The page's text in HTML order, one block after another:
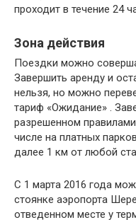
проходит в течение 24
Зона действия
Поездки можно
Завершить аренду и
нельзя, но можно
тариф «Ожидание» .
разрешенном
числе на платных
далее 1 км от любой
С 1 марта 2016 года
стоянке аэропорта
отведенном месте у